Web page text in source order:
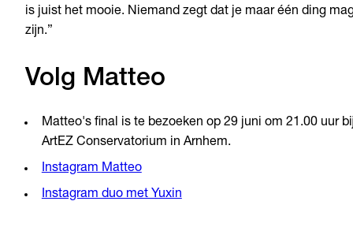
is juist het mooie. Niemand zegt dat je maar één ding
zijn.”
Volg Matteo
Matteo's final is te bezoeken op 29 juni om 21.00 uur
ArtEZ Conservatorium in Arnhem.
Instagram Matteo
Instagram duo met Yuxin